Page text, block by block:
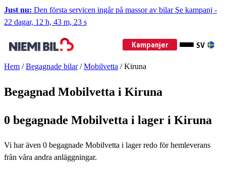
Just nu: Den första servicen ingår på massor av bilar Se kampanj -
22 dagar, 12 h, 43 m, 23 s
Kampanjer SV
Hem / Begagnade bilar / Mobilvetta / Kiruna
Begagnad Mobilvetta i Kiruna
0 begagnade Mobilvetta i lager i Kiruna
Vi har även 0 begagnade Mobilvetta i lager redo för hemleverans
från våra andra anläggningar.